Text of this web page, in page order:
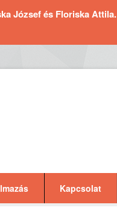
József és Floriska Attila.
Kapcsolat